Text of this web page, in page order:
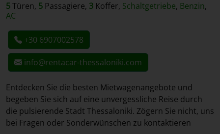
5Türen, 5 Passagiere, 3 Koffer, Schaltgetriebe, Benzin,
AC
+30 6907002578
info@rentacar-thessaloniki.com
Entdecken Sie die besten Mietwagenangebote und
begeben Sie sich auf eine unvergessliche Reise durch
die pulsierende Stadt Thessaloniki. Zögern Sie nicht, uns
bei Fragen oder Sonderwünschen zu kontaktieren